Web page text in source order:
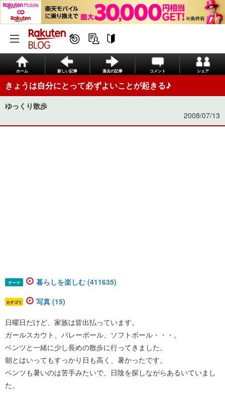
ホーム 新しい記事 過去の記事 コメント シェア
きょうは自分にとって必ずよいことが起きる♪
ゆっくり散歩
2008/07/13
テーマ 暮らしを楽しむ (411635)
カテゴリ 写真 (15)
日曜日だけど、家族は皆出払っています。
ガールスカウト、バレーボール、ソフトボール・・・。
ベンツと一緒に少し長めの散歩に行ってきました。
朝とはいってもすっかり日も高く、暑かったです。
ベンツも暑いのは苦手みたいで、日陰を探しながらあるいていまし
た。